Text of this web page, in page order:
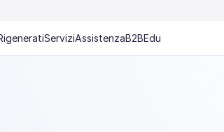
ServiziAssistenzaB2BEdu